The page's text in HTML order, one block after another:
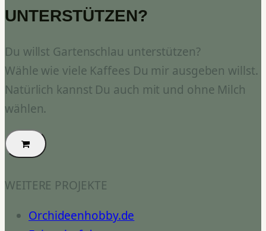
UNTERSTÜTZEN?
Du willst Gartenschlau unterstützen?
Wähle wie viele Kaffees Du mir ausgeben willst.
Natürlich kannst Du auch mit und ohne Milch
wählen.
WEITERE PROJEKTE
Orchideenhobby.de